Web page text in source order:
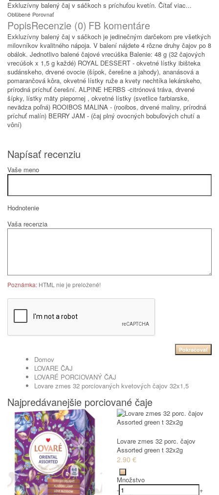
Exkluzívny balený čaj v sáčkoch s príchuťou kvetín. Čítať viac...
Obľúbené Porovnať
PopisRecenzie (0) FB komentáre
Exkluzívny balený čaj v sáčkoch je jedinečným darčekom pre všetkých
milovníkov kvalitného nápoja. V balení nájdete 4 rôzne druhy čajov po 8
obálok. Jednotlivo balené čajové vrecúška Balenie: 48 g (32 čajových
vrecúšok x 1,5 g každé) ROYAL DESSERT - okvetné lístky ibišteka
sudánskeho, drvené ovocie (šípok, čerešne a jahody), ananásová a
pomarančová kôra, okvetné lístky ruže a kvety nechtíka lekárskeho,
prírodná príchuť čerešní. ALPINE HERBS -citrónová tráva, drvené
šípky, lístky mäty piepornej , okvetné lístky (svetlice farbiarske,
nevädza poľná) ROOIBOS MALINA - (rooibos, drvené maliny, prírodná
príchuť malín) BERRY JAM - (čaj plný ovocných bobuľových chutí a
vôní)
Napísať recenziu
Vaše meno
Hodnotenie
Vaša recenzia
Poznámka: HTML nie je preložené!
Pokračovať
Domov
LOVARE ČAJ
LOVARÉ PORCIOVANÝ ČAJ
Lovare zmes 32 porciovaných kvetových čajov 32x1,5
Najpredávanejšie porciované čaje
Lovare zmes 32 porc. čajov
Assorted green t 32x2g
2.90 €
Množstvo
-
+